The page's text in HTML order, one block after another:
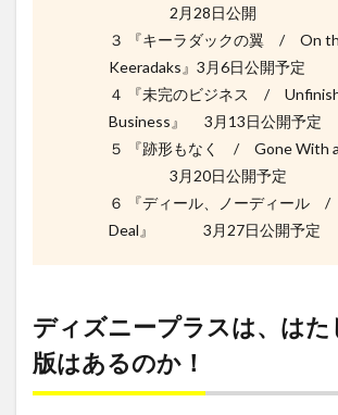
2月28日公開
３ 『キーラダックの翼 / On
Keeradaks』3月6日公開予定
４ 『未完のビジネス /
Business』 3月13日公開予定
５ 『跡形もなく / Gone With a
3月20日公開予定
６ 『ディール、ノーディール
Deal』 3月27日公開予定
ディズニープラスは、はた
版はあるのか！